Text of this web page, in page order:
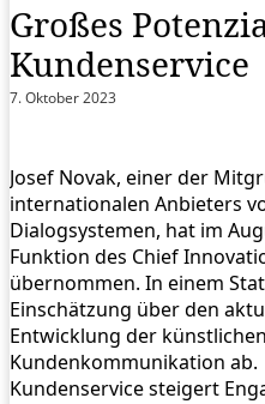
Großes
Kundenservice
7. Oktober 2023
Josef Novak, einer der
internationalen Anbieters
Dialogsystemen, hat im
Funktion des Chief
übernommen. In einem
Einschätzung über den
Entwicklung der
Kundenkommunikation
Kundenservice steigert